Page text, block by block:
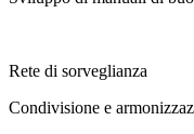
Rete di sorveglianza
Condivisione e